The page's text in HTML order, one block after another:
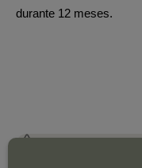
durante 12 meses.
Solo quedan 2 uds.